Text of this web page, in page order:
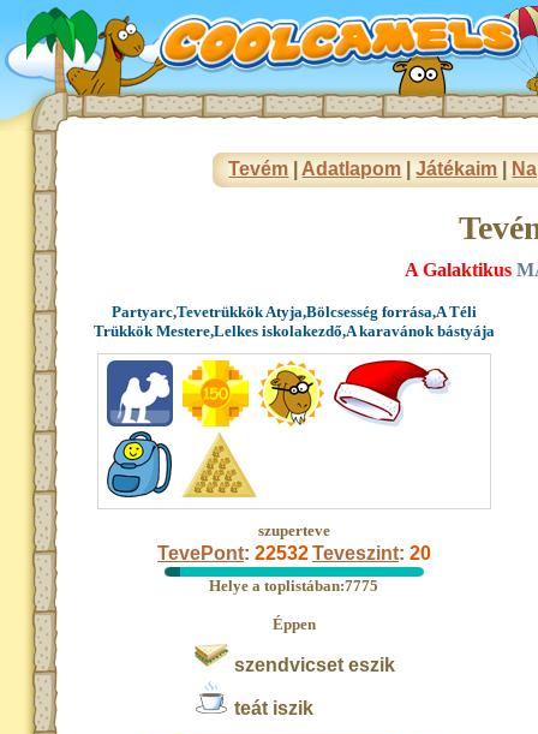
Tevém Adatlapom |Játékaim
A Galaktikus
Partyarc,Tevetrükkök Atyja,Bölcsesség forrása,A Téli
Trükkök Mestere,Lelkes iskolakezdő,A karavánok bástyája
szuperteve
TevePont: 22532Teveszint: 20
Helye a toplistában:7775
Éppen
szendvicset eszik
teát iszik